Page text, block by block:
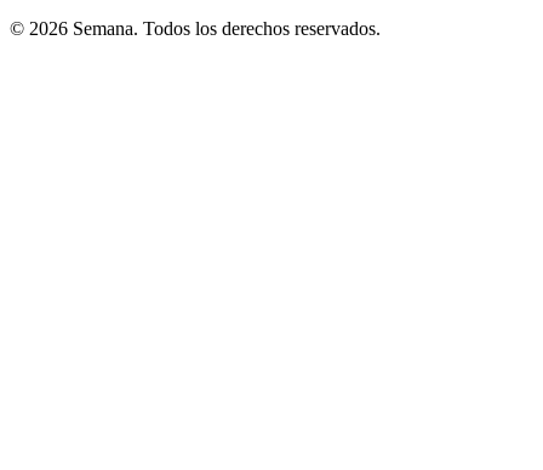
© 2026 Semana. Todos los derechos reservados.